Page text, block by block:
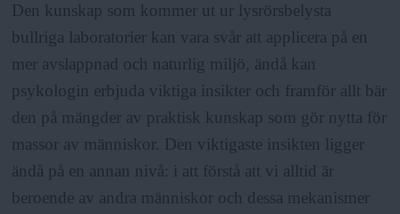
Den kunskap som kommer ut ur lysrörsbelysta
bullriga laboratorier kan vara svår att applicera på en
mer avslappnad och naturlig miljö, ändå kan
psykologin erbjuda viktiga insikter och framför allt bär
den på mängder av praktisk kunskap som gör nytta för
massor av människor. Den viktigaste insikten ligger
ändå på en annan nivå: i att förstå att vi alltid är
beroende av andra människor och dessa mekanismer